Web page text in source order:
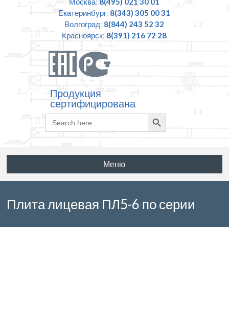
Екатеринбург: 8(343) 305 00 31
Волгоград: 8(844) 243 52 32
Красноярск: 8(391) 216 72 28
Продукция
сертифицирована
Search
for:
Search
Button
Меню
Плита лицевая ПЛ5-6 по серии